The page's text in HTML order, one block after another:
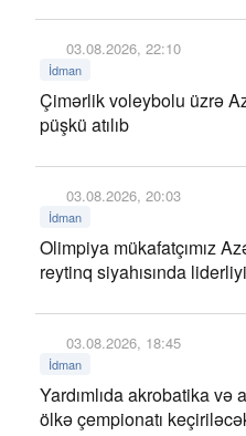
03.08.2026, 22:10
İdman
Çimərlik voleybolu üzrə
püşkü atılıb
03.08.2026, 20:03
İdman
Olimpiya mükafatçımız
reytinq siyahısında
03.08.2026, 18:45
İdman
Yardımlıda akrobatika və
ölkə çempionatı